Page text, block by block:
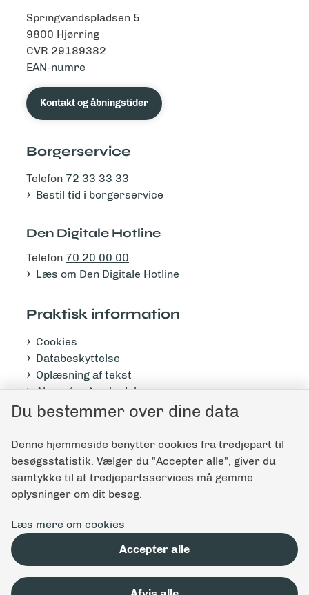
Springvandspladsen 5
9800 Hjørring
CVR 29189382
EAN-numre
Kontakt og åbningstider
Borgerservice
Telefon 72 33 33 33
Bestil tid i borgerservice
Den Digitale Hotline
Telefon 70 20 00 00
Læs om Den Digitale Hotline
Praktisk information
Cookies
Databeskyttelse
Oplæsning af tekst
Abonnér på nyhedsbrev
Tilgængelighedserklæring
Giv feedback til denne side
Du bestemmer over dine data
Denne hjemmeside benytter cookies fra tredjepart til
besøgsstatistik. Vælger du "Accepter alle", giver du
samtykke til at tredjepartsservices må gemme
oplysninger om dit besøg.
Læs mere om cookies
Accepter alle